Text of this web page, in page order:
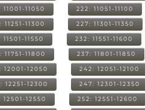
11001-11050 222: 11051-11100
11251-11300 227: 11301-11350
11501-11550 232: 11551-11600
11751-11800 237: 11801-11850
12001-12050 242: 12051-12100
12251-12300 247: 12301-12350
12501-12550 252: 12551-12600